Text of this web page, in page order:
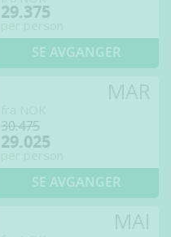
29.375
SE AVGANGER
30.475
29.025
SE AVGANGER